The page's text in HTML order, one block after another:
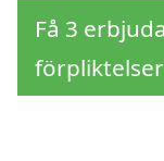
Få 3
förpliktelser